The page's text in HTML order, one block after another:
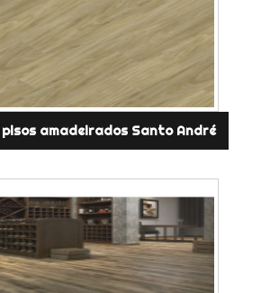
pisos amadeirados Santo André